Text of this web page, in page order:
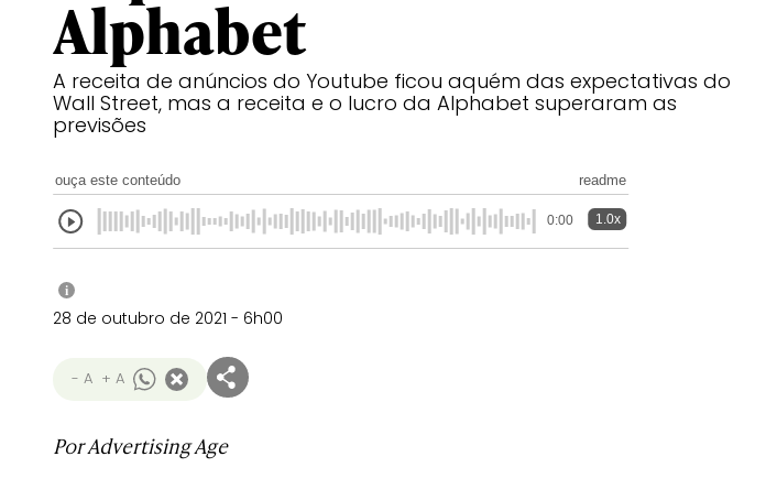
Alphabet
A receita de anúncios do Youtube ficou aquém das expectativas do
Wall Street, mas a receita e o lucro da Alphabet superaram as
previsões
ouça este conteúdo readme
0:00 1.0x
i
28 de outubro de 2021 - 6h00
- A + A
Por Advertising Age